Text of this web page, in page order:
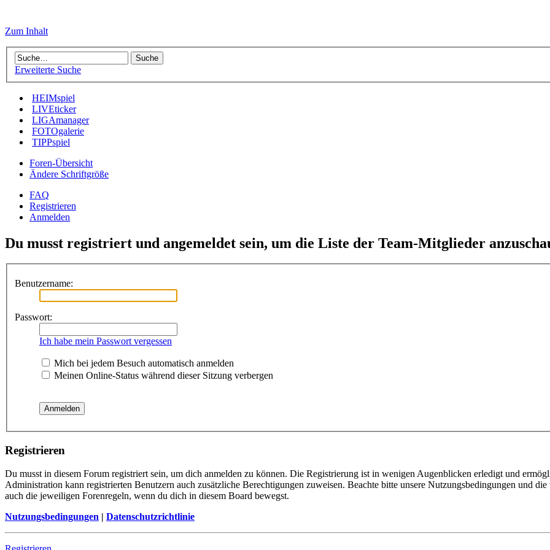
Zum Inhalt
Erweiterte Suche
HEIMspiel
LIVEticker
LIGAmanager
FOTOgalerie
TIPPspiel
Foren-Übersicht
Ändere Schriftgröße
FAQ
Registrieren
Anmelden
Du musst registriert und angemeldet sein, um die Liste der Team-Mitglieder
Benutzername:
Passwort:
Ich habe mein Passwort vergessen
Mich bei jedem Besuch automatisch anmelden
Meinen Online-Status während dieser Sitzung verbergen
Registrieren
Du musst in diesem Forum registriert sein, um dich anmelden zu können. Die Registrierung ist in wenigen Augenblicken erledigt und
Administration kann registrierten Benutzern auch zusätzliche Berechtigungen zuweisen. Beachte bitte unsere Nutzungsbedingungen und
auch die jeweiligen Forenregeln, wenn du dich in diesem Board bewegst.
Nutzungsbedingungen | Datenschutzrichtlinie